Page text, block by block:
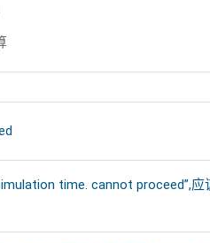
time. cannot proceed”,应